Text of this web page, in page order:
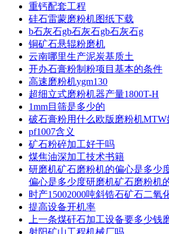
重钙配套工程
硅石雷蒙磨粉机图纸下载
b石灰石gb石灰石gb石灰石g
铜矿石悬辊粉磨机
云南哪里生产泥炭基质土
开办石膏粉制粉项目基本的条件
高速磨粉机ygm130
超细立式磨粉机器产量1800T-H
1mm目筛是多少的
破石膏粉用什么欧版磨粉机MTW
pf1007含义
矿石粉碎加工好干吗
煤焦油深加工技术书籍
研磨机矿石磨粉机的偏心是多少
偏心是多少度研磨机矿石磨粉机
时产15002000吨斜锆石矿石二氧
提高设备开机率
上一条煤矸石加工设备要多少钱
射阳矿山工程机械厂吗